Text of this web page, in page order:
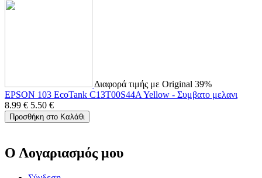
Διαφορά τιμής με Original 39%
EPSON 103 EcoTank C13T00S44A Yellow - Συμβατο μελανι
8.99 € 5.50 €
Προσθήκη στο Καλάθι
Ο Λογαριασμός μου